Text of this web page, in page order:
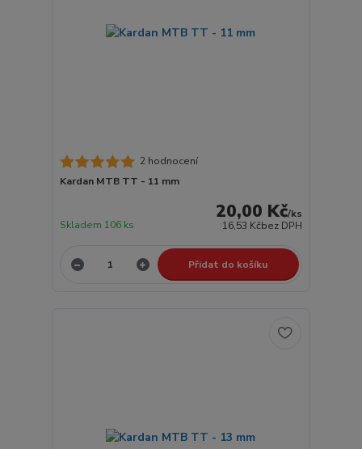
2 hodnocení
Kardan MTB TT - 11 mm
20,00 Kč/ks
16,53 Kčbez DPH
Skladem 106 ks
Přidat do košíku